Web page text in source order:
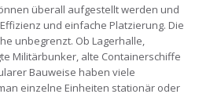
überall aufgestellt werden und
und einfache Platzierung. Die
unbegrenzt. Ob Lagerhalle,
Militärbunker, alte Containerschiffe
Bauweise haben viele
einzelne Einheiten stationär oder